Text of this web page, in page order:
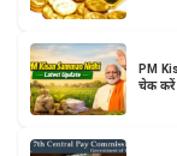
PM
चेक करें